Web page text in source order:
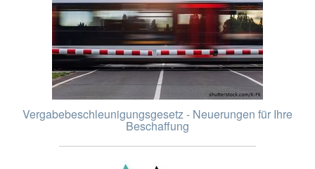
Vergabebeschleunigungsgesetz - Neuerungen für Ihre
Beschaffung